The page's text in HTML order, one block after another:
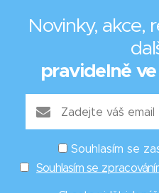
Novinky, akce,
pravidelně
Souhlasím se
Souhlasím se